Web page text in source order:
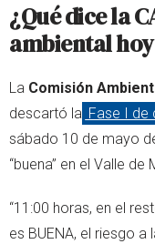
¿Qué dice la
ambiental
La Comisión
descartó la Fase I de
sábado 10 de mayo
“buena” en el Valle de
“11:00 horas, en el
es BUENA, el riesgo a